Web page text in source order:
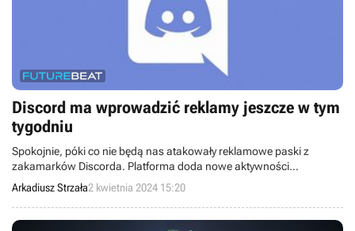
Discord ma wprowadzić reklamy jeszcze w tym
tygodniu
Spokojnie, póki co nie będą nas atakowały reklamowe paski z
zakamarków Discorda. Platforma doda nowe aktywności
sponsorowane, które będą dobrowolne, więc nie będziemy musieli
w nich uczestniczyć.
Arkadiusz Strzała2 kwietnia 2024 15:20